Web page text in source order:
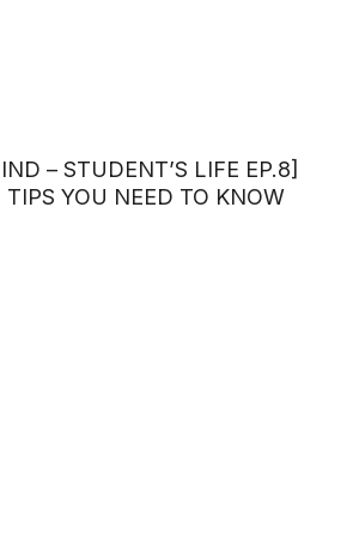
– STUDENT’S LIFE EP.8]
TIPS YOU NEED TO KNOW